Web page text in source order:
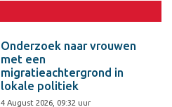
Onderzoek naar vrouwen
met een
migratieachtergrond in
lokale politiek
4 August 2026, 09:32 uur